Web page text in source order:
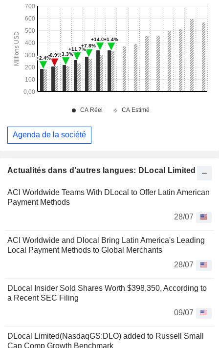
Actualités dans d'autres langues: DLocal Limited
ACI Worldwide Teams With DLocal to Offer Latin American
Payment Methods
28/07
ACI Worldwide and Dlocal Bring Latin America's Leading
Local Payment Methods to Global Merchants
28/07
DLocal Insider Sold Shares Worth $398,350, According to
a Recent SEC Filing
09/07
DLocal Limited(NasdaqGS:DLO) added to Russell Small
Cap Comp Growth Benchmark
Agenda de la société